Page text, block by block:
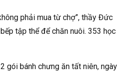
phải mua từ chợ”, thầy Đức
tập thể để chăn nuôi. 353 học